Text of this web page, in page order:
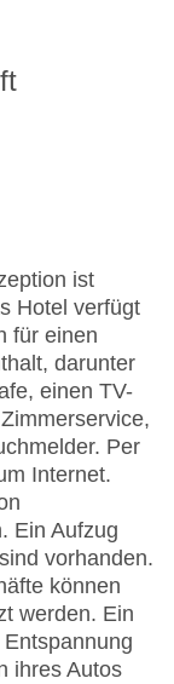
ist
Hotel verfügt
für einen
darunter
einen TV-
Per
Internet.
Ein Aufzug
vorhanden.
können
werden. Ein
ihres Autos